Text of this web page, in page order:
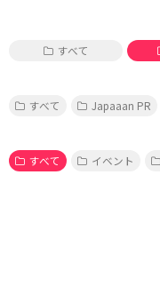
すべて
すべて
Japaaan PR
すべて
イベント